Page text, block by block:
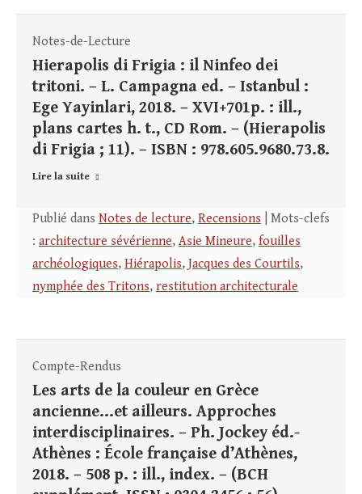
Notes-de-Lecture
Hierapolis di Frigia : il Ninfeo dei
tritoni. – L. Campagna ed. – Istanbul :
Ege Yayinlari, 2018. – XVI+701p. : ill.,
plans cartes h. t., CD Rom. – (Hierapolis
di Frigia ; 11). – ISBN : 978.605.9680.73.8.
Lire la suite
Publié dans Notes de lecture, Recensions | Mots-clefs
: architecture sévérienne, Asie Mineure, fouilles
archéologiques, Hiérapolis, Jacques des Courtils,
nymphée des Tritons, restitution architecturale
Compte-Rendus
Les arts de la couleur en Grèce
ancienne…et ailleurs. Approches
interdisciplinaires. – Ph. Jockey éd.-
Athènes : École française d’Athènes,
2018. – 508 p. : ill., index. – (BCH